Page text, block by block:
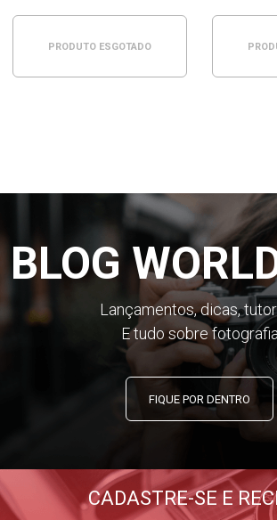
PRODUTO ESGOTADO
BLOG
Lançamentos, dicas,
E tudo sobre fotografia
FIQUE POR DENTRO
CADASTRE-SE E